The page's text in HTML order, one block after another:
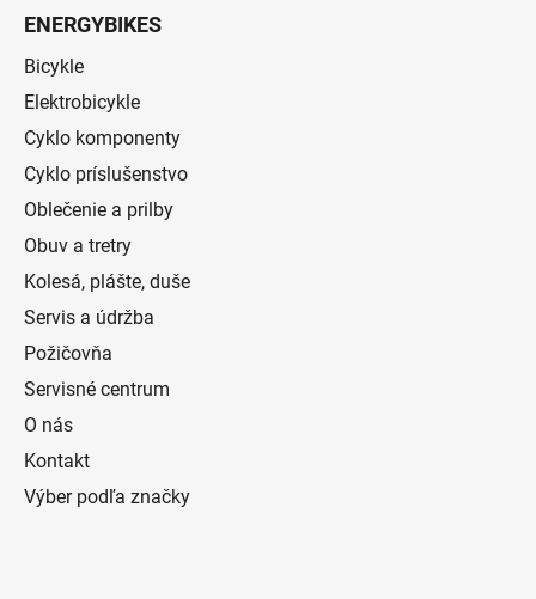
ENERGYBIKES
Bicykle
Elektrobicykle
Cyklo komponenty
Cyklo príslušenstvo
Oblečenie a prilby
Obuv a tretry
Kolesá, plášte, duše
Servis a údržba
Požičovňa
Servisné centrum
O nás
Kontakt
Výber podľa značky